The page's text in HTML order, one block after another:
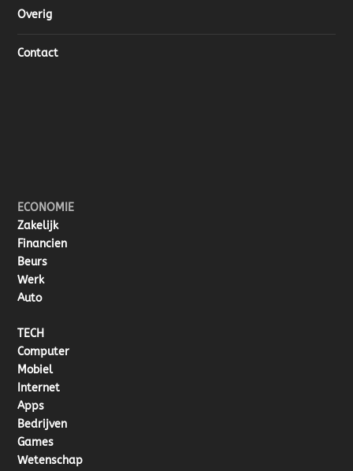
Overig
Contact
ECONOMIE
Zakelijk
Financien
Beurs
Werk
Auto
TECH
Computer
Mobiel
Internet
Apps
Bedrijven
Games
Wetenschap